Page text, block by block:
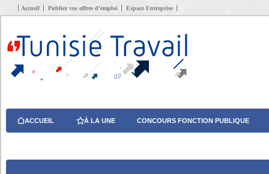
Accueil Publiez vos offres d’emploi Espace Entreprise
ACCUEIL À LA UNE CONCOURS FONCTION PUBLIQUE